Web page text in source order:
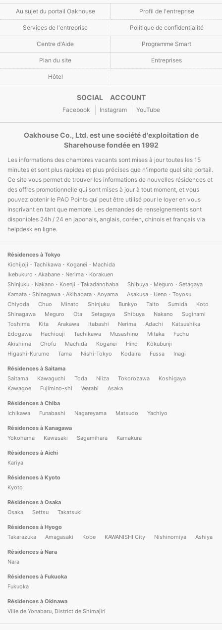
Au sujet du portail Oakhouse Profil de l'entreprise
Services de l'entreprise Politique de confidentialité
Centre d'Aide Programme Smart
Plan du site Entreprises
Hôtel
SOCIAL ACCOUNT
Facebook Instagram YouTube
Oakhouse Co., Ltd. est une société d'exploitation de
Sharehouse fondée en 1992
Les informations des chambres vacants sont mises à jour toutes les 15
minutes et sont plus rapides et plus précises que n'importe quel site portail.
Ce site vous permet de trouver les informations de nouvelles résidences et
des offres promotionnelle qui sont mises à jour à tout moment, et vous
pouvez obtenir le PAO Points qui peut être utilisé pour le loyer en vous
inscrivant en tant que membre. Les demandes de renseignements sont
disponibles 24h / 24 en japonais, anglais, coréen, chinois et français via
helpdesk en ligne.
Résidences à Tokyo
Kichijoji・Tachikawa・Koganei・Machida
Ikebukuro・Akabane・Nerima・Korakuen
Shinjuku・Nakano・Koenji・Takadanobaba
Shibuya・Meguro・Setagaya
Kamata・Shinagawa・Akihabara・Aoyama
Asakusa・Ueno・Toyosu
Chiyoda
Chuo Minato Shinjuku Bunkyo Taito Sumida
Koto
Shinagawa
Meguro Ota Setagaya Shibuya Nakano
Suginami
Toshima
Kita Arakawa Itabashi Nerima Adachi
Katsushika
Edogawa
Hachiouji Tachikawa Musashino Mitaka
Fuchu
Akishima
Chofu Machida Koganei Hino
Kokubunji
Higashi-Kurume
Tama Nishi-Tokyo Kodaira Fussa Inagi
Résidences à Saitama
Saitama
Kawaguchi Toda Niiza Tokorozawa
Koshigaya
Kawagoe
Fujimino-shi Warabi Asaka
Résidences à Chiba
Ichikawa
Funabashi Nagareyama Matsudo Yachiyo
Résidences à Kanagawa
Yokohama
Kawasaki Sagamihara Kamakura
Résidences à Aichi
Kariya
Résidences à Kyoto
Kyoto
Résidences à Osaka
Osaka
Settsu Takatsuki
Résidences à Hyogo
Takarazuka
Amagasaki Kobe KAWANISHI City Nishinomiya Ashiya
Résidences à Nara
Nara
Résidences à Fukuoka
Fukuoka
Résidences à Okinawa
Ville de Yonabaru, District de Shimajiri